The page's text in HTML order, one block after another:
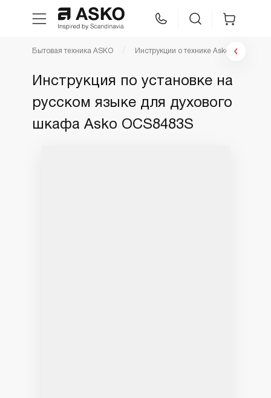
Техника для кухни
Бытовая техника ASKO Инструкции о технике Asko
Инструкция по установке на
русском языке для духового
шкафа Asko OCS8483S